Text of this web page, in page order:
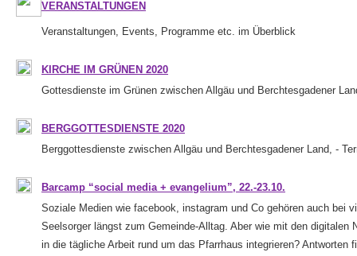
VERANSTALTUNGEN
Veranstaltungen, Events, Programme etc. im Überblick
KIRCHE IM GRÜNEN 2020
Gottesdienste im Grünen zwischen Allgäu und Berchtesgadener
BERGGOTTESDIENSTE 2020
Berggottesdienste zwischen Allgäu und Berchtesgadener Land, -
Barcamp “social media + evangelium”, 22.-23.10.
Soziale Medien wie facebook, instagram und Co gehören auch bei
Seelsorger längst zum Gemeinde-Alltag. Aber wie mit den digitalen
in die tägliche Arbeit rund um das Pfarrhaus integrieren? Antworten